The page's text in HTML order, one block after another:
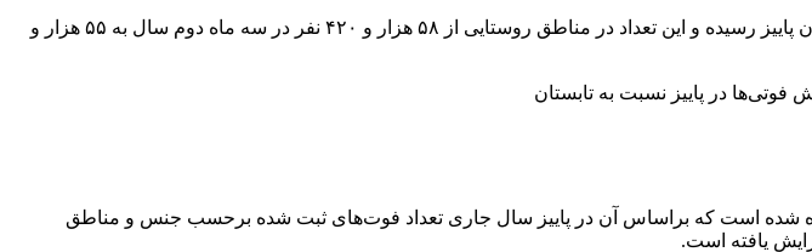
در مناطق شهری تعداد تولدهای ثبت شده از ۱۹۵ هزار و ۳۸۳ نفر در تابستان به ۱۸۶ هزار و ۱۲۶ نفر تا پایان پاییز رسیده و این تعداد در مناطق روستایی از ۵۸ هزار و ۴۲۰ نفر در سه ماه دوم سال به ۵۵ هزار و
شده است که براساس آن در پاییز سال جاری تعداد فوت‌های ثبت شده برحسب جنس و مناطق